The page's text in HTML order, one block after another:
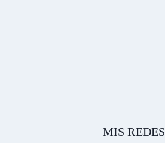
MIS REDES